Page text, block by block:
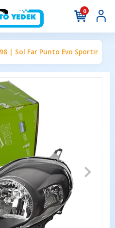
0
| Sol Far Punto Evo Sporting